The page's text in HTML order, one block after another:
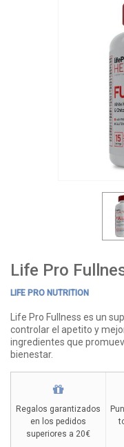
Life Pro
LIFE PRO NUTRITION
Life Pro Fullness es un
controlar el apetito y
ingredientes que
bienestar.
Regalos garantizados
en los pedidos
superiores a 20€